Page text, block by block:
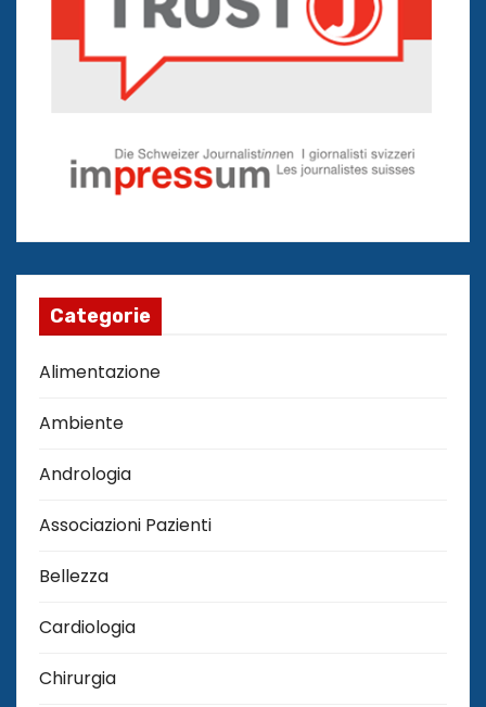
Categorie
Alimentazione
Ambiente
Andrologia
Associazioni Pazienti
Bellezza
Cardiologia
Chirurgia